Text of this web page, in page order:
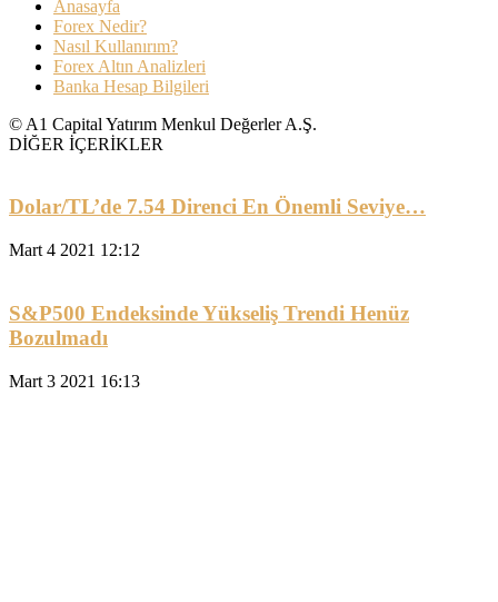
Anasayfa
Forex Nedir?
Nasıl Kullanırım?
Forex Altın Analizleri
Banka Hesap Bilgileri
© A1 Capital Yatırım Menkul Değerler A.Ş.
DİĞER İÇERİKLER
Dolar/TL’de 7.54 Direnci En Önemli Seviye…
Mart 4 2021 12:12
S&P500 Endeksinde Yükseliş Trendi Henüz
Bozulmadı
Mart 3 2021 16:13